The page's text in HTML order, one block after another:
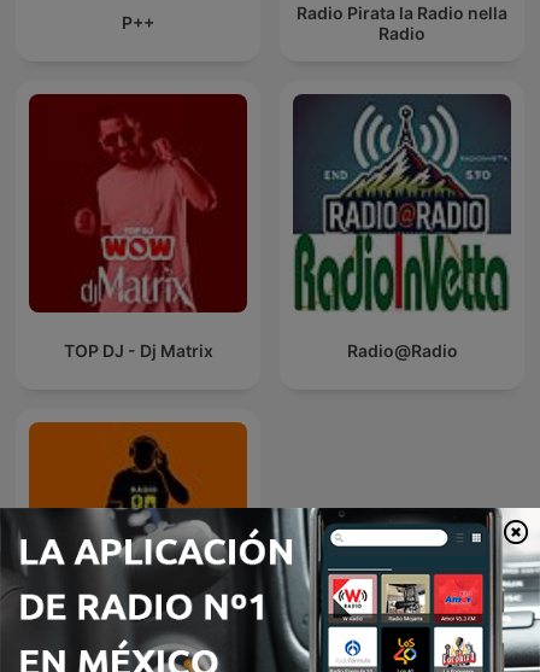
P++
Radio Pirata la Radio nella
Radio
TOP DJ - Dj Matrix Radio@Radio